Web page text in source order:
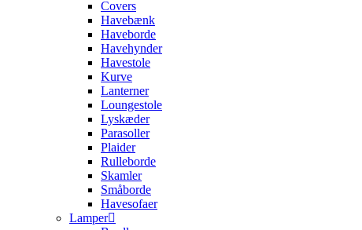
Covers
Havebænk
Haveborde
Havehynder
Havestole
Kurve
Lanterner
Loungestole
Lyskæder
Parasoller
Plaider
Rulleborde
Skamler
Småborde
Havesofaer
Lamper